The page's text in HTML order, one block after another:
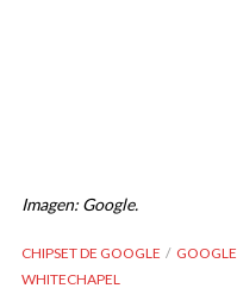
Imagen: Google.
CHIPSET DE GOOGLE GOOGLE
WHITECHAPEL